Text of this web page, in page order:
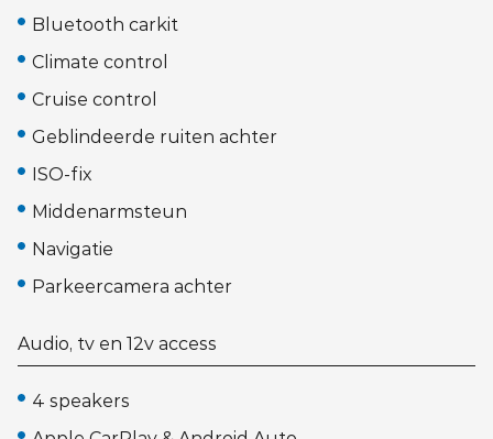
Bluetooth carkit
Climate control
Cruise control
Geblindeerde ruiten achter
ISO-fix
Middenarmsteun
Navigatie
Parkeercamera achter
Audio, tv en 12v access
4 speakers